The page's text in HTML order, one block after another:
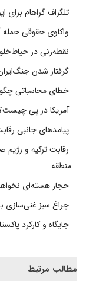
تلگراف گراهام برای
واکاوی حقوقی حمله
نقطه‌زنی در
گرفتار شدن
خطای محاسباتی
آمریکا در پی
پیامدهای جانبی
رقابت ترکیه و
منطقه
حجاز هسته‌ای
چراغ سبز غنی‌سازی
جایگاه و کارکرد
مطالب مرتبط